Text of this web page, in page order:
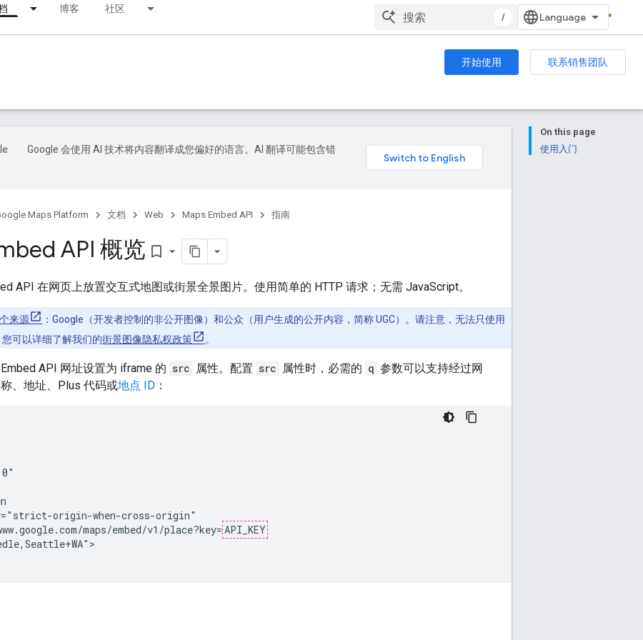
博客 社区
/
开始使用
联系销售团队
On this page
使用入门
Google 会使用 AI 技术将内容翻译成您偏好的语言。AI 翻译可能包含错
Maps Platform 文档 Web Maps Embed API 指南
API 概览 bookmark_border
API 在网页上放置交互式地图或街景全景图片。使用简单的 HTTP 请求；无需 JavaScript。
来源
：Google（开发者控制的非公开图像）和公众（用户生成的公开内容，简称 UGC）。请注意，无法只使用
可以详细了解我们的街景图像隐私权政策 。
API 网址设置为 iframe 的 src 属性。配置 src 属性时，必需的 q 参数可以支持经过网
、地址、Plus 代码或地点 ID ：
origin-when-cross-origin"
maps/embed/v1/place?key=
API_KEY